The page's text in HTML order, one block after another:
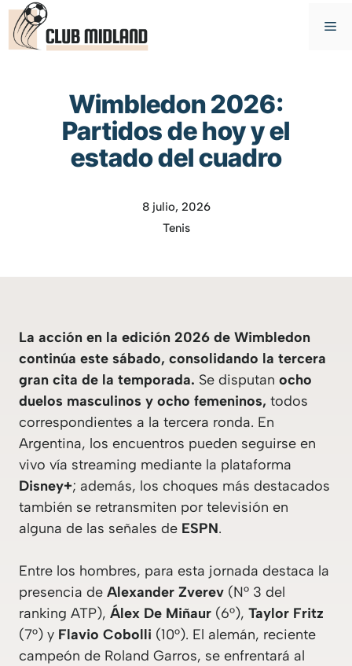
Saltar
contenido
Wimbledon 2026:
Partidos de hoy y el
estado del cuadro
8 julio, 2026
Tenis
La acción en la edición 2026 de Wimbledon
continúa este sábado, consolidando la tercera
gran cita de la temporada. Se disputan ocho
duelos masculinos y ocho femeninos, todos
correspondientes a la tercera ronda. En
Argentina, los encuentros pueden seguirse en
vivo vía streaming mediante la plataforma
Disney+; además, los choques más destacados
también se retransmiten por televisión en
alguna de las señales de ESPN.
Entre los hombres, para esta jornada destaca la
presencia de Alexander Zverev (N° 3 del
ranking ATP), Álex De Miñaur (6°), Taylor Fritz
(7°) y Flavio Cobolli (10°). El alemán, reciente
campeón de Roland Garros, se enfrentará al